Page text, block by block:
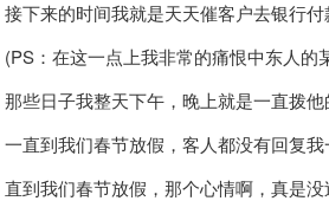
来的时间我就是天天催客户去银行付
：在这一点上我非常的痛恨中东人的
日子我整天下午，晚上就是一直拨他
到我们春节放假，客人都没有回复我
我们春节放假，那个心情啊，真是没